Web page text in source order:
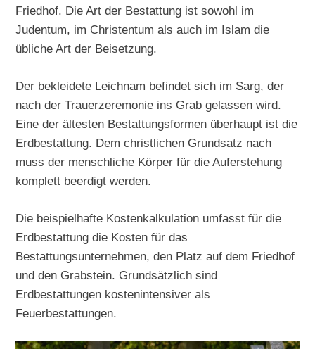
Friedhof. Die Art der Bestattung ist sowohl im
Judentum, im Christentum als auch im Islam die
übliche Art der Beisetzung.
Der bekleidete Leichnam befindet sich im Sarg, der
nach der Trauerzeremonie ins Grab gelassen wird.
Eine der ältesten Bestattungsformen überhaupt ist die
Erdbestattung. Dem christlichen Grundsatz nach
muss der menschliche Körper für die Auferstehung
komplett beerdigt werden.
Die beispielhafte Kostenkalkulation umfasst für die
Erdbestattung die Kosten für das
Bestattungsunternehmen, den Platz auf dem Friedhof
und den Grabstein. Grundsätzlich sind
Erdbestattungen kostenintensiver als
Feuerbestattungen.